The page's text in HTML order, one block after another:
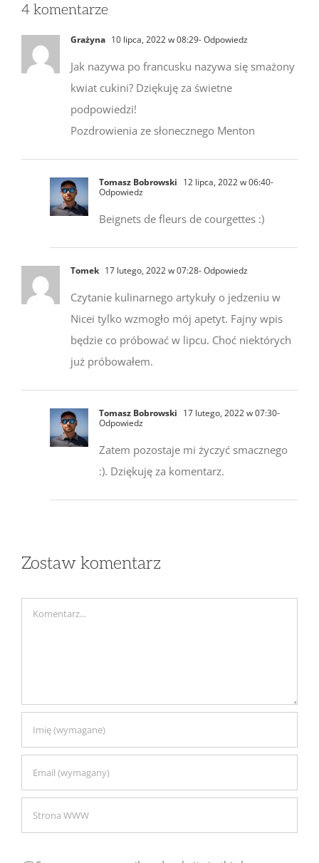
4 komentarze
Grażyna 10 lipca, 2022 w 08:29- Odpowiedz
Jak nazywa po francusku nazywa się smażony
kwiat cukini? Dziękuję za świetne
podpowiedzi!
Pozdrowienia ze słonecznego Menton
Tomasz Bobrowski 12 lipca, 2022 w 06:40-
Odpowiedz
Beignets de fleurs de courgettes :)
Tomek 17 lutego, 2022 w 07:28- Odpowiedz
Czytanie kulinarnego artykuły o jedzeniu w
Nicei tylko wzmogło mój apetyt. Fajny wpis
będzie co próbować w lipcu. Choć niektórych
już próbowałem.
Tomasz Bobrowski 17 lutego, 2022 w 07:30-
Odpowiedz
Zatem pozostaje mi życzyć smacznego
:). Dziękuję za komentarz.
Zostaw komentarz
Comment